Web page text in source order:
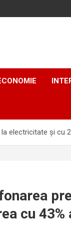
electricitate și cu
cu